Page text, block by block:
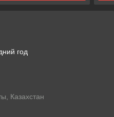
год
Казахстан